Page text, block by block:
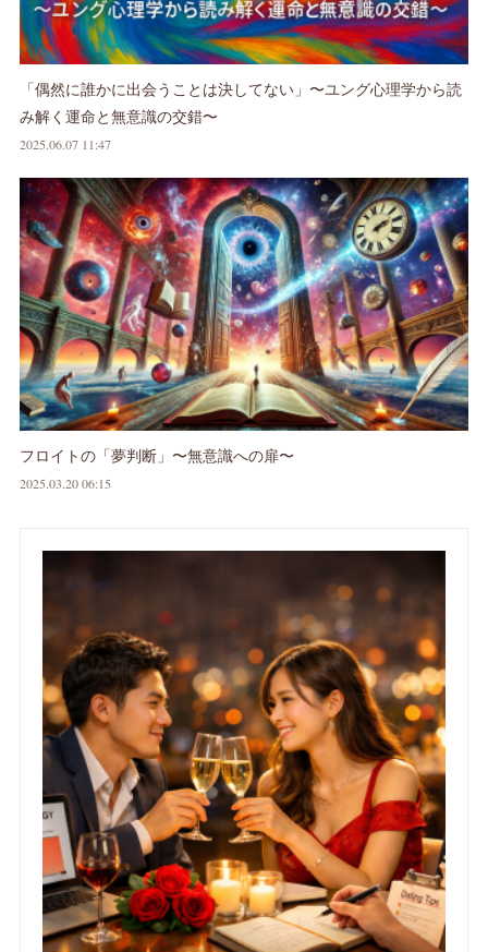
「偶然に誰かに出会うことは決してない」〜ユング心理学から読
み解く運命と無意識の交錯〜
2025.06.07 11:47
フロイトの「夢判断」〜無意識への扉〜
2025.03.20 06:15